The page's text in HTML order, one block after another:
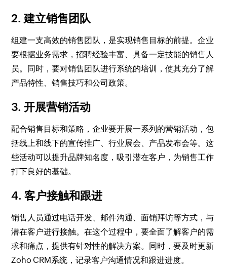
2. 建立销售团队
组建一支高效的销售团队，是实现销售目标的前提。企业
要根据业务需求，招聘经验丰富、具备一定技能的销售人
员。同时，要对销售团队进行系统的培训，使其充分了解
产品特性、销售技巧和公司政策。
3. 开展营销活动
配合销售目标和策略，企业要开展一系列的营销活动，包
括线上和线下的宣传推广、行业展会、产品发布会等。这
些活动可以提升品牌知名度，吸引潜在客户，为销售工作
打下良好的基础。
4. 客户接触和跟进
销售人员通过电话开发、邮件沟通、面销拜访等方式，与
潜在客户进行接触。在这个过程中，要全面了解客户的需
求和痛点，提供有针对性的解决方案。同时，要及时更新
Zoho CRM系统，记录客户沟通情况和跟进进度。